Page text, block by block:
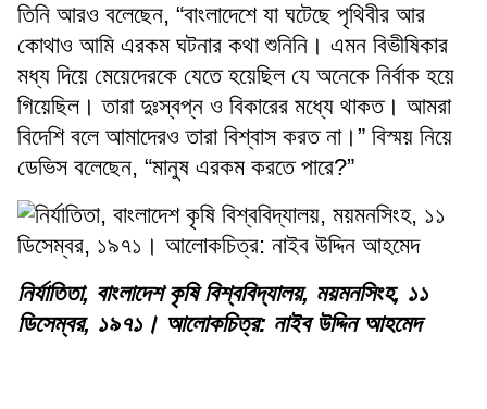
তিনি আরও বলেছেন, “বাংলাদেশে যা ঘটেছে পৃথিবীর আর
কোথাও আমি এরকম ঘটনার কথা শুনিনি। এমন বিভীষিকার
মধ্য দিয়ে মেয়েদেরকে যেতে হয়েছিল যে অনেকে নির্বাক হয়ে
গিয়েছিল। তারা দুঃস্বপ্ন ও বিকারের মধ্যে থাকত। আমরা
বিদেশি বলে আমাদেরও তারা বিশ্বাস করত না।” বিস্ময় নিয়ে
ডেভিস বলেছেন, “মানুষ এরকম করতে পারে?”
নির্যাতিতা, বাংলাদেশ কৃষি বিশ্ববিদ্যালয়, ময়মনসিংহ, ১১
ডিসেম্বর, ১৯৭১। আলোকচিত্র: নাইব উদ্দিন আহমেদ